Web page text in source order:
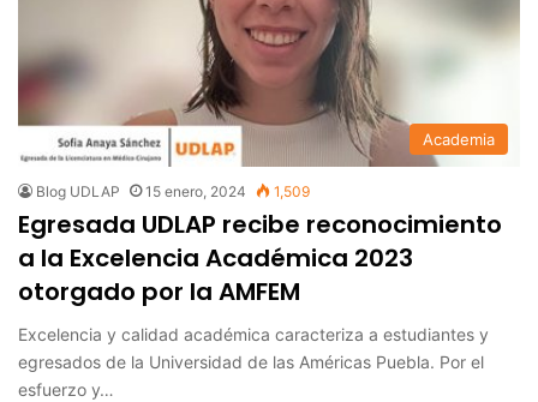
Academia
Blog UDLAP 15 enero, 2024 1,509
Egresada UDLAP recibe reconocimiento
a la Excelencia Académica 2023
otorgado por la AMFEM
Excelencia y calidad académica caracteriza a estudiantes y
egresados de la Universidad de las Américas Puebla. Por el
esfuerzo y…